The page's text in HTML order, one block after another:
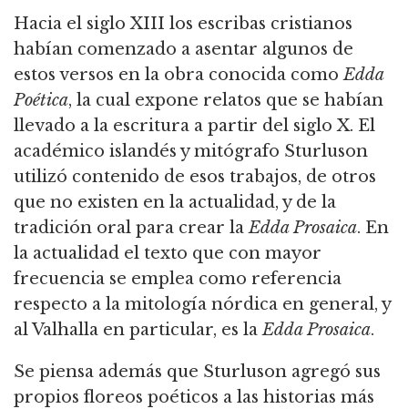
Hacia el siglo XIII los escribas cristianos
habían comenzado a asentar algunos de
estos versos en la obra conocida comoEdda
Poética, la cual expone relatos que se habían
llevado a la escritura a partir del siglo X. El
académico islandés y mitógrafo Sturluson
utilizó contenido de esos trabajos, de otros
que no existen en la actualidad, y de la
tradición oral para crear laEdda Prosaica. En
la actualidad el texto que con mayor
frecuencia se emplea como referencia
respecto a la mitología nórdica en general, y
al Valhalla en particular, es laEdda Prosaica.
Se piensa además que Sturluson agregó sus
propios floreos poéticos a las historias más